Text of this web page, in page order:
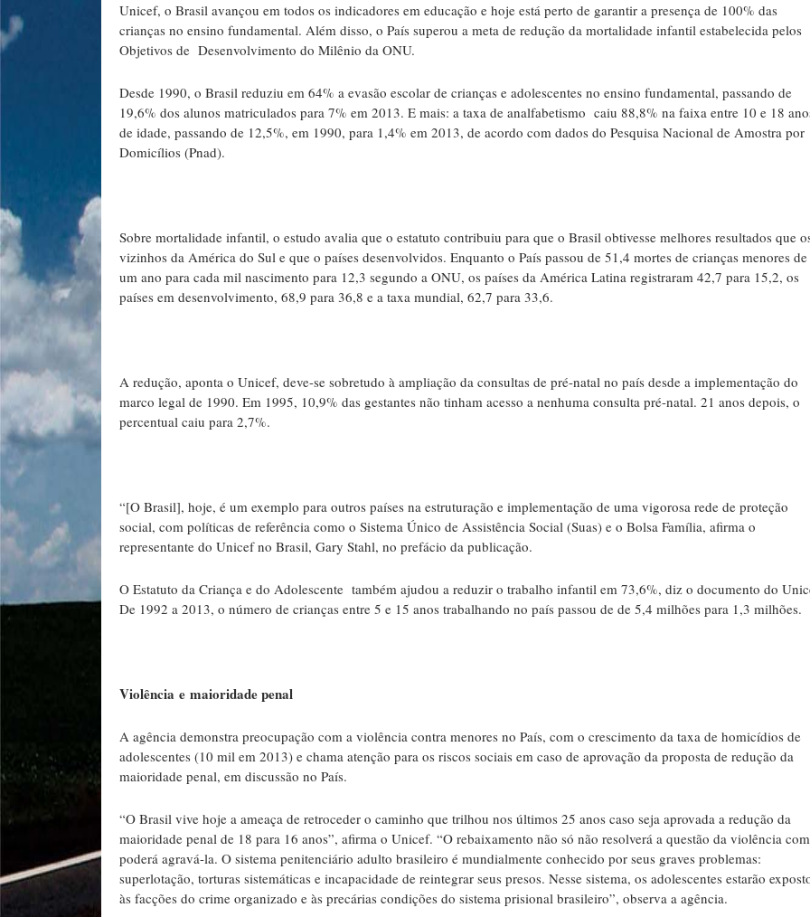
Unicef, o Brasil avançou em todos os indicadores em educação e hoje está perto de garantir a presença de 100% das
crianças no ensino fundamental. Além disso, o País superou a meta de redução da mortalidade infantil estabelecida pelos
Objetivos de Desenvolvimento do Milênio da ONU.
Desde 1990, o Brasil reduziu em 64% a evasão escolar de crianças e adolescentes no ensino fundamental, passando de
19,6% dos alunos matriculados para 7% em 2013. E mais: a taxa de analfabetismo caiu 88,8% na faixa entre 10 e 18
de idade, passando de 12,5%, em 1990, para 1,4% em 2013, de acordo com dados do Pesquisa Nacional de Amostra por
Domicílios (Pnad).
Sobre mortalidade infantil, o estudo avalia que o estatuto contribuiu para que o Brasil obtivesse melhores resultados que
vizinhos da América do Sul e que o países desenvolvidos. Enquanto o País passou de 51,4 mortes de crianças menores de
um ano para cada mil nascimento para 12,3 segundo a ONU, os países da América Latina registraram 42,7 para 15,2, os
países em desenvolvimento, 68,9 para 36,8 e a taxa mundial, 62,7 para 33,6.
A redução, aponta o Unicef, deve-se sobretudo à ampliação da consultas de pré-natal no país desde a implementação do
marco legal de 1990. Em 1995, 10,9% das gestantes não tinham acesso a nenhuma consulta pré-natal. 21 anos depois, o
percentual caiu para 2,7%.
“[O Brasil], hoje, é um exemplo para outros países na estruturação e implementação de uma vigorosa rede de proteção
social, com políticas de referência como o Sistema Único de Assistência Social (Suas) e o Bolsa Família, afirma o
representante do Unicef no Brasil, Gary Stahl, no prefácio da publicação.
O Estatuto da Criança e do Adolescente também ajudou a reduzir o trabalho infantil em 73,6%, diz o documento do
De 1992 a 2013, o número de crianças entre 5 e 15 anos trabalhando no país passou de de 5,4 milhões para 1,3 milhões.
Violência e maioridade penal
A agência demonstra preocupação com a violência contra menores no País, com o crescimento da taxa de homicídios de
adolescentes (10 mil em 2013) e chama atenção para os riscos sociais em caso de aprovação da proposta de redução da
maioridade penal, em discussão no País.
“O Brasil vive hoje a ameaça de retroceder o caminho que trilhou nos últimos 25 anos caso seja aprovada a redução da
maioridade penal de 18 para 16 anos”, afirma o Unicef. “O rebaixamento não só não resolverá a questão da violência
poderá agravá-la. O sistema penitenciário adulto brasileiro é mundialmente conhecido por seus graves problemas:
superlotação, torturas sistemáticas e incapacidade de reintegrar seus presos. Nesse sistema, os adolescentes estarão
às facções do crime organizado e às precárias condições do sistema prisional brasileiro”, observa a agência.